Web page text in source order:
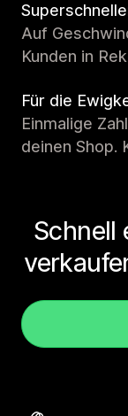
Auf
Kunden in
Für die
Einmalige
deinen Shop.
Schnell